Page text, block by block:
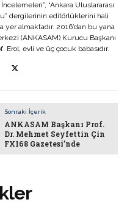
“Ankara Uluslararası
dergilerinin editörlüklerini hali
almaktadır. 2016’dan bu yana
(ANKASAM) Kurucu Başkanı
Erol, evli ve üç çocuk babasıdır.
Sonraki İçerik
ANKASAM Başkanı Prof.
Dr. Mehmet Seyfettin Çin
FX168 Gazetesi’nde